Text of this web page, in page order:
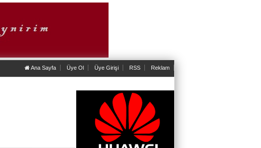
Ana Sayfa Üye Ol Üye Girişi RSS Reklam